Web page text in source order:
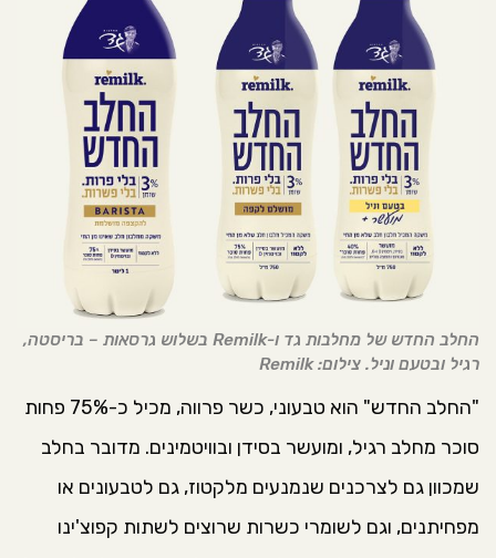
החלב החדש של מחלבות גד ו-Remilk בשלוש גרסאות – בריסטה,
רגיל ובטעם וניל. צילום: Remilk
"החלב החדש" הוא טבעוני, כשר פרווה, מכיל כ-75% פחות
סוכר מחלב רגיל, ומועשר בסידן ובוויטמינים. מדובר בחלב
שמכוון גם לצרכנים שנמנעים מלקטוז, גם לטבעונים או
מפחיתנים, וגם לשומרי כשרות שרוצים לשתות קפוצ'ינו